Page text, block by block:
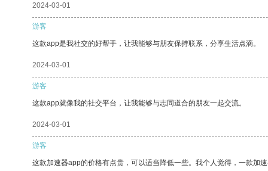
2024-03-01
游客
这款app是我社交的好帮手，让我能够与朋友保持联系，分享生活点滴。
2024-03-01
游客
这款app就像我的社交平台，让我能够与志同道合的朋友一起交流。
2024-03-01
游客
这款加速器app的价格有点贵，可以适当降低一些。我个人觉得，一款加